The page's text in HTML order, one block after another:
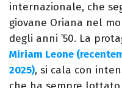
internazionale, che
giovane Oriana nel
degli anni ’50. La
Miriam Leone
2025), si cala con